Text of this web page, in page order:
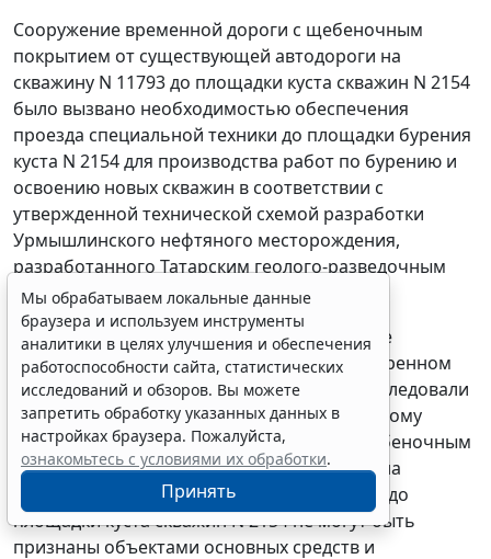
Сооружение временной дороги с щебеночным
покрытием от существующей автодороги на
скважину N 11793 до площадки куста скважин N 2154
было вызвано необходимостью обеспечения
проезда специальной техники до площадки бурения
куста N 2154 для производства работ по бурению и
освоению новых скважин в соответствии с
утвержденной технической схемой разработки
Урмышлинского нефтяного месторождения,
разработанного Татарским геолого-разведочным
управлением в 2004 г.
Судебные инстанции, проанализировав все
обстоятельства дела в порядке, предусмотренном
статьей 71АПК РФ, полно, всесторонне исследовали
обстоятельства дела, и пришли к правильному
выводу о том, что временные дороги с щебеночным
покрытием от существующей автодороги на
скважину N 11793 до куста скважин N 532 и до
площадки куста скважин N 2154 не могут быть
признаны объектами основных средств и
Мы обрабатываем локальные данные
браузера и используем инструменты
аналитики в целях улучшения и обеспечения
работоспособности сайта, статистических
исследований и обзоров. Вы можете
запретить обработку указанных данных в
настройках браузера. Пожалуйста,
ознакомьтесь с условиями их обработки.
Принять